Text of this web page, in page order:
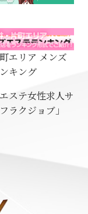
エリア メンズ
キング